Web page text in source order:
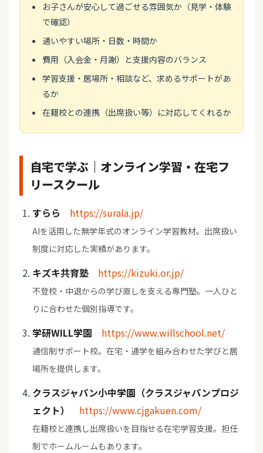
お子さんが安心して過ごせる雰囲気か（見学・体験
で確認）
通いやすい場所・日数・時間か
費用（入会金・月謝）と支援内容のバランス
学習支援・居場所・相談など、求めるサポートがあ
るか
在籍校との連携（出席扱い等）に対応してくれるか
自宅で学ぶ｜オンライン学習・在宅フ
リースクール
すらら https://surala.jp/
AIを活用した無学年式のオンライン学習教材。出席扱い
制度に対応した実績があります。
キズキ共育塾 https://kizuki.or.jp/
不登校・中退からの学び直しを支える専門塾。一人ひと
りに合わせた個別指導です。
学研WILL学園 https://www.willschool.net/
通信制サポート校。在宅・通学を組み合わせた学びと居
場所を提供します。
クラスジャパン小中学園（クラスジャパンプロジ
ェクト）
https://www.cjgakuen.com/
在籍校と連携し出席扱いを目指せる在宅学習支援。担任
制でホームルームもあります。